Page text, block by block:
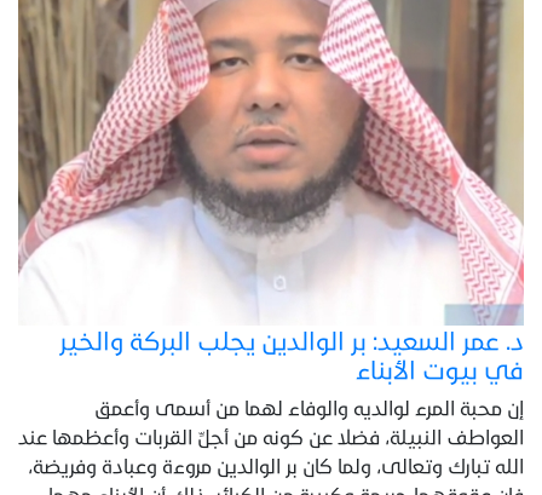
د. عمر السعيد: بر الوالدين يجلب البركة والخير
في بيوت الأبناء
إن محبة المرء لوالديه والوفاء لهما من أسمى وأعمق
العواطف النبيلة، فضلا عن كونه من أجلِّ القربات وأعظمها عند
الله تبارك وتعالى، ولما كان بر الوالدين مروءة وعبادة وفريضة،